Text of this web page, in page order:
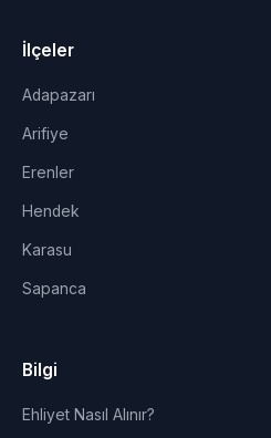
İlçeler
Adapazarı
Arifiye
Erenler
Hendek
Karasu
Sapanca
Bilgi
Ehliyet Nasıl Alınır?